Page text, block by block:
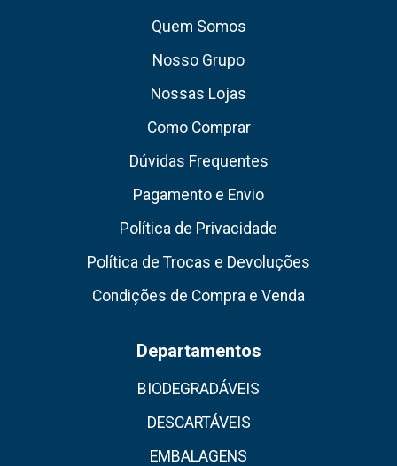
Quem Somos
Nosso Grupo
Nossas Lojas
Como Comprar
Dúvidas Frequentes
Pagamento e Envio
Política de Privacidade
Política de Trocas e Devoluções
Condições de Compra e Venda
Departamentos
BIODEGRADÁVEIS
DESCARTÁVEIS
EMBALAGENS